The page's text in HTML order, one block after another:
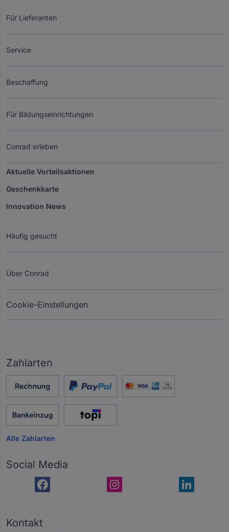
Für Lieferanten
Service
Beschaffung
Für Bildungseinrichtungen
Conrad erleben
Aktuelle Vorteilsaktionen
Geschenkkarte
Innovation News
Häufig gesucht
Über Conrad
Cookie-Einstellungen
Zahlarten
Alle Zahlarten
Social Media
Kontakt